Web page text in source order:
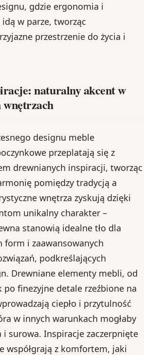
gdzie ergonomia i
w parze, tworząc
przestrzenie do życia i
naturalny akcent w
designu meble
przeplatają się z
drewnianych inspiracji, tworząc
pomiędzy tradycją a
wnętrza zyskują dzięki
unikalny charakter –
stanowią idealne tło dla
form i zaawansowanych
podkreślających
Drewniane elementy mebli, od
po finezyjne detale rzeźbione na
ciepło i przytulność
w innych warunkach mogłaby
i surowa. Inspiracje zaczerpnięte
współgrają z komfortem, jaki